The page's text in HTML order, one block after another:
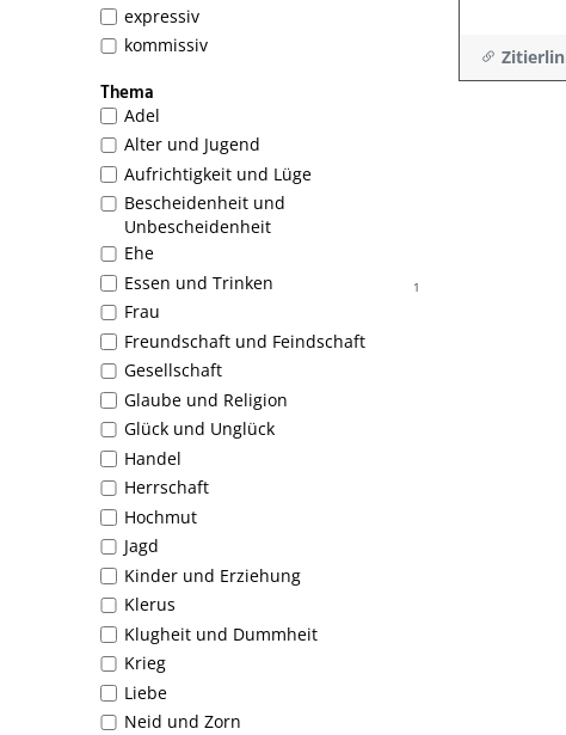
expressiv
kommissiv
Thema
Adel
Alter und Jugend
Aufrichtigkeit und Lüge
Bescheidenheit und
Unbescheidenheit
Ehe
1
Essen und Trinken
Frau
Freundschaft und Feindschaft
Gesellschaft
Glaube und Religion
Glück und Unglück
Handel
Herrschaft
Hochmut
Jagd
Kinder und Erziehung
Klerus
Klugheit und Dummheit
Krieg
Liebe
Neid und Zorn